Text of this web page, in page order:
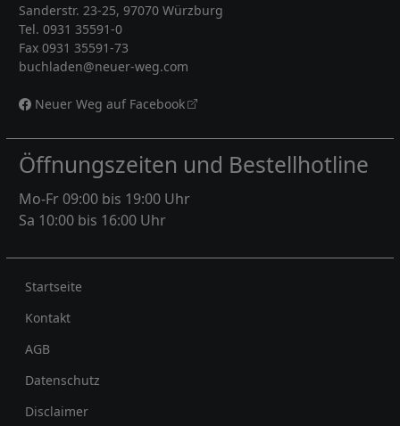
Sanderstr. 23-25, 97070 Würzburg
Tel. 0931 35591-0
Fax 0931 35591-73
buchladen@neuer-weg.com
Neuer Weg auf Facebook
Öffnungszeiten und Bestellhotline
Mo-Fr 09:00 bis 19:00 Uhr
Sa 10:00 bis 16:00 Uhr
Rechtliches
Startseite
Kontakt
AGB
Datenschutz
Disclaimer